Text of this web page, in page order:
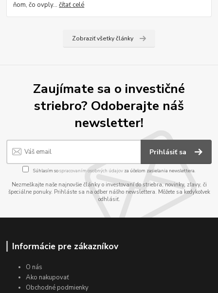
ňom, čo ovply...čítať celé
Zobraziť všetky články
Zaujímate sa o investičné
striebro? Odoberajte náš
newsletter!
Prihlásiť sa
Súhlasím sospracovaním osobných údajov za účelom zasielania newslettera.
Nezmeškajte naše najnovšie články o investovaní do striebra, novinky, zľavy, či
špeciálne ponuky. Prihláste sa na odber nášho newslettera. Môžete sa kedykoľvek
odhlásiť.
Informácie pre zákazníkov
O nás
Ako nakupovať
Obchodné podmienky